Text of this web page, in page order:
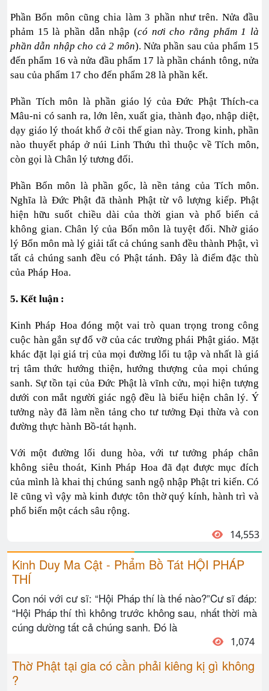
Phần Bổn môn cũng chia làm 3 phần như trên. Nửa đầu
phảm 15 là phần dẫn nhập (có nơi cho rằng phẩm 1 là
phần dẫn nhập cho cả 2 môn). Nửa phần sau của phẩm 15
đến phẩm 16 và nửa đầu phẩm 17 là phần chánh tông, nửa
sau của phẩm 17 cho đến phẩm 28 là phần kết.
Phần Tích môn là phần giáo lý của Đức Phật Thích-ca
Mâu-ni có sanh ra, lớn lên, xuất gia, thành đạo, nhập diệt,
dạy giáo lý thoát khổ ở cõi thế gian này. Trong kinh, phần
nào thuyết pháp ở núi Linh Thứu thì thuộc về Tích môn,
còn gọi là Chân lý tương đối.
Phần Bổn môn là phần gốc, là nền tảng của Tích môn.
Nghĩa là Đức Phật đã thành Phật từ vô lượng kiếp. Phật
hiện hữu suốt chiều dài của thời gian và phổ biến cả
không gian. Chân lý của Bổn môn là tuyệt đối. Nhờ giáo
lý Bổn môn mà lý giải tất cả chúng sanh đều thành Phật, vì
tất cả chúng sanh đều có Phật tánh. Đây là điểm đặc thù
của Pháp Hoa.
5. Kết luận :
Kinh Pháp Hoa đóng một vai trò quan trọng trong công
cuộc hàn gắn sự đổ vỡ của các trường phái Phật giáo. Mặt
khác đặt lại giá trị của mọi đường lối tu tập và nhất là giá
trị tâm thức hướng thiện, hướng thượng của mọi chúng
sanh. Sự tồn tại của Đức Phật là vĩnh cửu, mọi hiện tượng
dưới con mắt người giác ngộ đều là biểu hiện chân lý. Ý
tưởng này đã làm nền tảng cho tư tưởng Đại thừa và con
đường thực hành Bồ-tát hạnh.
Với một đường lối dung hòa, với tư tưởng pháp chân
không siêu thoát, Kinh Pháp Hoa đã đạt được mục đích
của mình là khai thị chúng sanh ngộ nhập Phật tri kiến. Có
lẽ cũng vì vậy mà kinh được tôn thờ quý kính, hành trì và
phổ biến một cách sâu rộng.
14,553
Kinh Duy Ma Cật - Phẩm Bồ Tát HỘI PHÁP
THÍ
Con nói với cư sĩ: “Hội Pháp thí là thế nào?”Cư sĩ đáp:
“Hội Pháp thí thì không trước không sau, nhất thời mà
cúng dường tất cả chúng sanh. Đó là
1,074
Thờ Phật tại gia có cần phải kiêng kị gì không
?